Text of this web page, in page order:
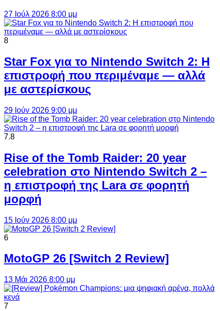
27 Ιούλ 2026 8:00 μμ
8
Star Fox για το Nintendo Switch 2: Η
επιστροφή που περιμέναμε — αλλά
με αστερίσκους
29 Ιούν 2026 9:00 μμ
7.8
Rise of the Tomb Raider: 20 year
celebration στο Nintendo Switch 2 –
η επιστροφή της Lara σε φορητή
μορφή
15 Ιούν 2026 8:00 μμ
6
MotoGP 26 [Switch 2 Review]
13 Μάι 2026 8:00 μμ
7